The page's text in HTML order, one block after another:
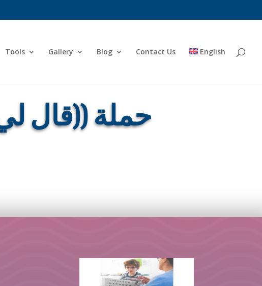
Tools Gallery Blog Contact Us English
حملة ((قال